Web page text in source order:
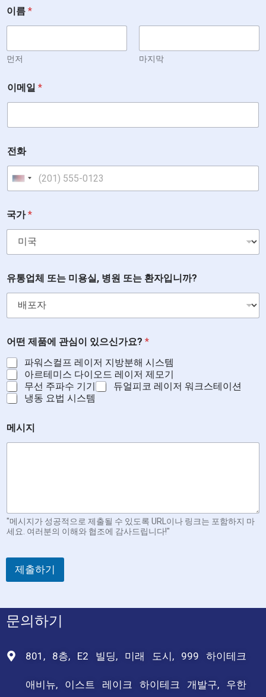
이름 *
먼저 마지막
또
는
이메일 *
전화
United States +1
국가*
유통업체 또는 미용실, 병원 또는 환자입니까?
어떤 제품에 관심이 있으신가요? *
파워스컬프 레이저 지방분해 시스템
아르테미스 다이오드 레이저 제모기
무선 주파수 기기
듀얼피코 레이저 워크스테이션
냉동 요법 시스템
메시지
"메시지가 성공적으로 제출될 수 있도록 URL이나 링크는 포함하지 마
세요. 여러분의 이해와 협조에 감사드립니다!"
제출하기
문의하기
801, 8층, E2 빌딩, 미래 도시, 999 하이테크
애비뉴, 이스트 레이크 하이테크 개발구, 우한